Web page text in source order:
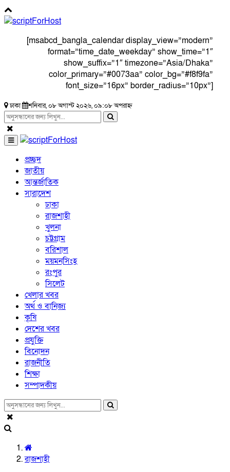
[msabcd_bangla_calendar display_view=”modern”
format=”time_date_weekday” show_time=”1″
show_suffix=”1″ timezone=”Asia/Dhaka”
color_primary=”#0073aa” color_bg=”#f8f9fa”
font_size=”16px” border_radius=”10px”]
ঢাকা শনিবার, ০৮ অগাস্ট ২০২৬, ০৯:০৮ অপরাহ্ন
প্রচ্ছদ
জাতীয়
আন্তর্জাতিক
সারাদেশ
ঢাকা
রাজশাহী
খুলনা
চট্টগ্রাম
বরিশাল
ময়মনসিংহ
রংপুর
সিলেট
খেলার খবর
অর্থ ও বানিজ্য
কৃষি
দেশের খবর
প্রযুক্তি
বিনোদন
রাজনীতি
শিক্ষা
সম্পাদকীয়
রাজশাহী